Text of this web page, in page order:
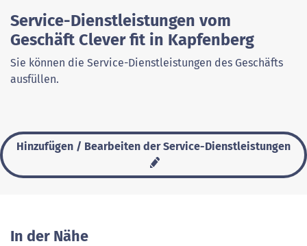
Service-Dienstleistungen vom
Geschäft Clever fit in Kapfenberg
Sie können die Service-Dienstleistungen des Geschäfts
ausfüllen.
Hinzufügen / Bearbeiten der Service-Dienstleistungen
In der Nähe